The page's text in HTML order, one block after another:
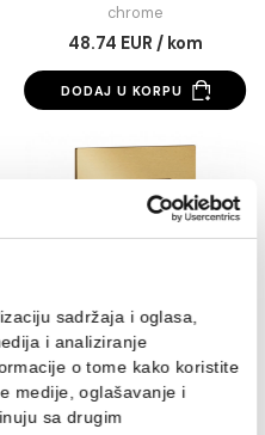
mat chrome
Taster GROHE SCATE
chrome
48.74 EUR / kom